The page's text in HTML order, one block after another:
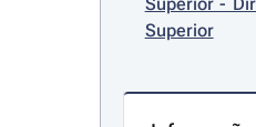
Superior